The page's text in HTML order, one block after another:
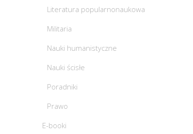
Literatura popularnonaukowa
Militaria
Nauki humanistyczne
Nauki ścisłe
Poradniki
Prawo
E-booki